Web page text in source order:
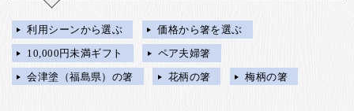
利用シーンから選ぶ
価格から箸を選ぶ
10,000円未満ギフト
ペア夫婦箸
会津塗（福島県）の箸
花柄の箸 梅柄の箸